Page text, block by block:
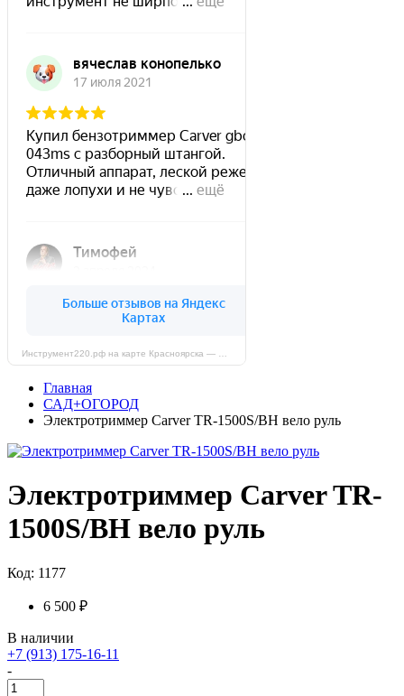
Главная
САД+ОГОРОД
Электротриммер Carver TR-1500S/BH вело руль
Электротриммер Carver TR-
1500S/BH вело руль
Код: 1177
6 500 ₽
В наличии
+7 (913) 175-16-11
-